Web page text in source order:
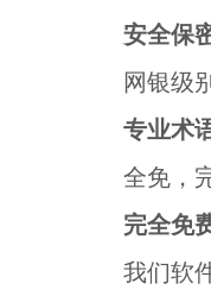
安全保
网银级
专业术
全免，
完全免
我们软